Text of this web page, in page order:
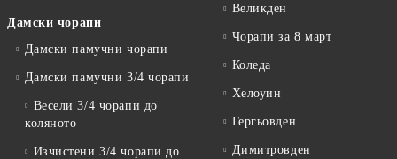
Дамски чорапи
Дамски памучни чорапи
Дамски памучни 3/4 чорапи
Весели 3/4 чорапи до
коляното
Изчистени 3/4 чорапи до
Великден
Чорапи за 8 март
Коледа
Хелоуин
Гергьовден
Димитровден